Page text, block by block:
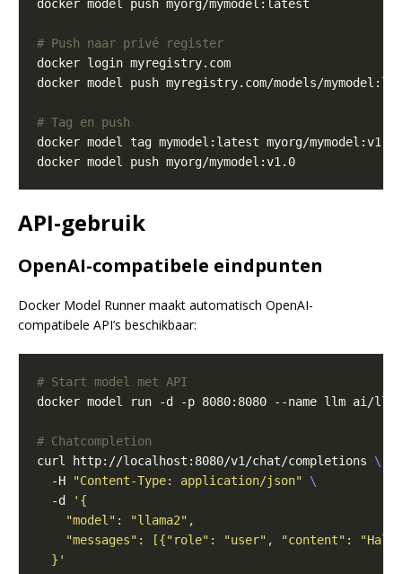
# Push naar privé register
# Tag en push
API-gebruik
OpenAI-compatibele eindpunten
Docker Model Runner maakt automatisch OpenAI-
compatibele API’s beschikbaar:
# Start model met API
# Chatcompletion
curl http://localhost:8080/v1/chat/completions
  -H
"Content-Type: application/json"
  -d
  }'